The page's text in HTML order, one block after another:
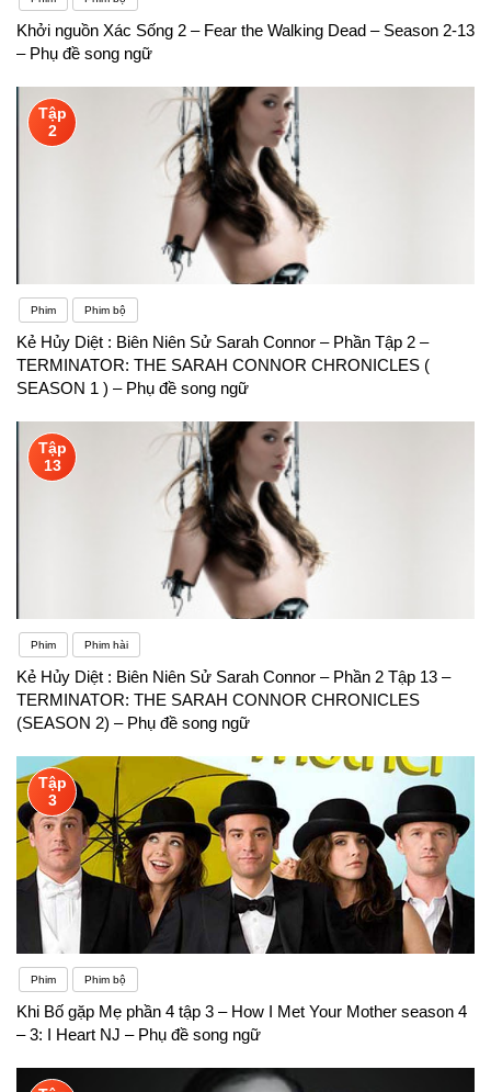
Khởi nguồn Xác Sống 2 – Fear the Walking Dead – Season 2-13
– Phụ đề song ngữ
Tập
2
Phim Phim bộ
Kẻ Hủy Diệt : Biên Niên Sử Sarah Connor – Phần Tập 2 –
TERMINATOR: THE SARAH CONNOR CHRONICLES (
SEASON 1 ) – Phụ đề song ngữ
Tập
13
Phim Phim hài
Kẻ Hủy Diệt : Biên Niên Sử Sarah Connor – Phần 2 Tập 13 –
TERMINATOR: THE SARAH CONNOR CHRONICLES
(SEASON 2) – Phụ đề song ngữ
Tập
3
Phim Phim bộ
Khi Bố gặp Mẹ phần 4 tập 3 – How I Met Your Mother season 4
– 3: I Heart NJ – Phụ đề song ngữ